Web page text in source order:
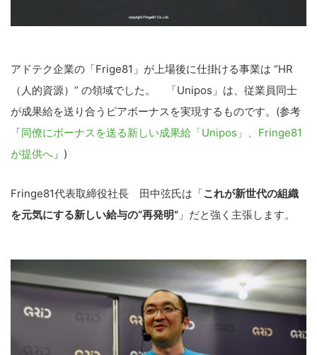
アドテク企業の「Frige81」が上場後に仕掛ける事業は “HR
（人的資源）” の領域でした。 「Unipos」は、従業員同士
が成果給を送り合うピアボーナスを実現するものです。(参考
「同僚にボーナスを送る新しい成果給「Unipos」、Fringe81
が提供へ 」)
Fringe81代表取締役社長 田中弦氏は「これが新世代の組織
を元気にする新しい給与の“再発明” 」だと強く主張します。